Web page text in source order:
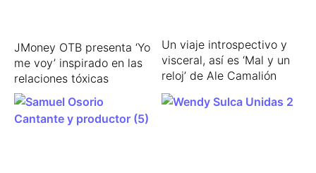
JMoney OTB presenta ‘Yo
me voy’ inspirado en las
relaciones tóxicas
Un viaje introspectivo y
visceral, así es ‘Mal y un
reloj’ de Ale Camalión